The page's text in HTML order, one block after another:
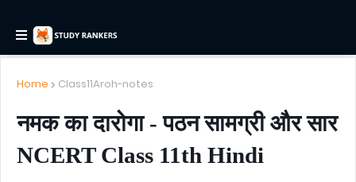
Home Class11Aroh-notes
नमक का दारोगा - पठन सामग्री और सार
NCERT Class 11th Hindi